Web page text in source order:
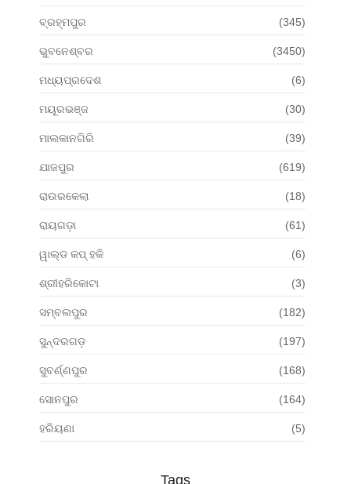
ବ୍ରହ୍ମପୁର (345)
ଭୁବନେଶ୍ବର (3450)
ମଧ୍ୟପ୍ରଦେଶ (6)
ମୟୂରଭଞ୍ଜ (30)
ମାଲକାନଗିରି (39)
ଯାଜପୁର (619)
ରାଉରକେଲା (18)
ରାୟଗଡ଼ା (61)
ୱାଲ୍ଡ କପ୍ ହକି (6)
ଶ୍ରୀହରିକୋଟା (3)
ସମ୍ବଲପୁର (182)
ସୁନ୍ଦରଗଡ଼ (197)
ସୁବର୍ଣ୍ଣପୁର (168)
ସୋନପୁର (164)
ହରିୟଣା (5)
Tags